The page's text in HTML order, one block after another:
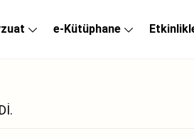
e-Kütüphane